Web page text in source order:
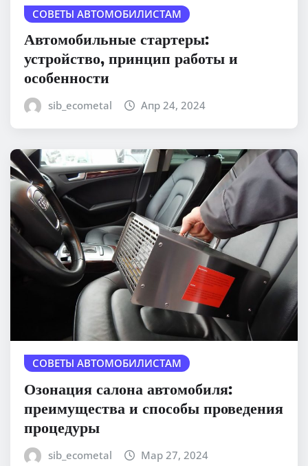
СОВЕТЫ АВТОМОБИЛИСТАМ
Автомобильные стартеры:
устройство, принцип работы и
особенности
sib_ecometal Апр 24, 2024
СОВЕТЫ АВТОМОБИЛИСТАМ
Озонация салона автомобиля:
преимущества и способы проведения
процедуры
sib_ecometal Мар 27, 2024